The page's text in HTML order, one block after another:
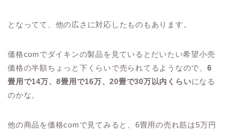
となってて、他の広さに対応したものもあります。
価格comでダイキンの製品を見ているとだいたい希望小売
価格の半額ちょっと下くらいで売られてるようなので、 6
畳用で14万、8畳用で16万、20畳で30万以内くらいになる
のかな。
他の商品を価格comで見てみると、6畳用の売れ筋は5万円